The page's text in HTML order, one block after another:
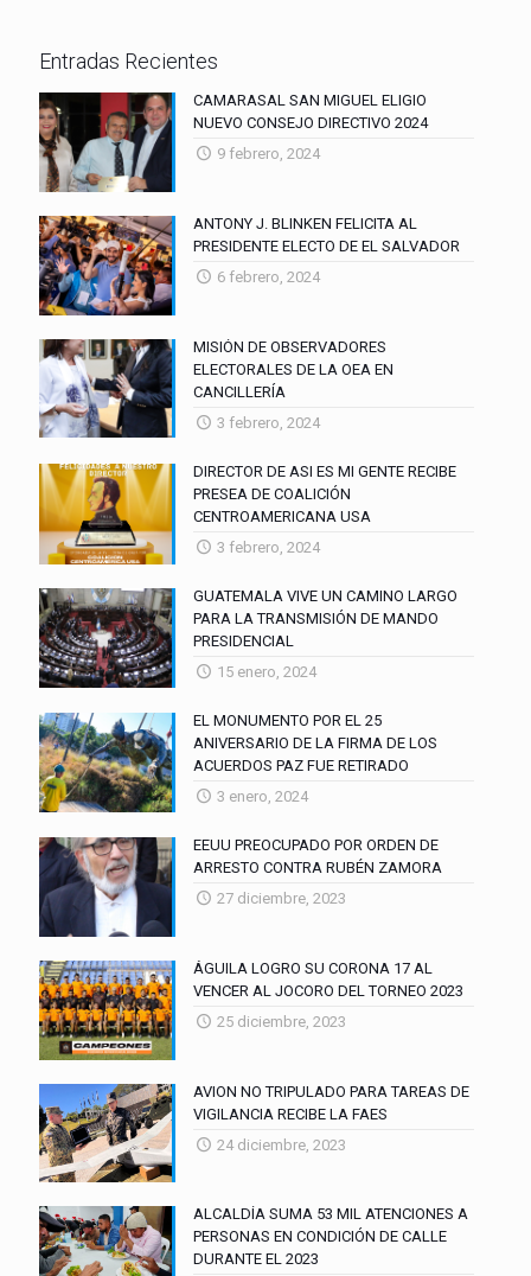
Entradas Recientes
CAMARASAL SAN MIGUEL ELIGIO
NUEVO CONSEJO DIRECTIVO 2024
9 febrero, 2024
ANTONY J. BLINKEN FELICITA AL
PRESIDENTE ELECTO DE EL SALVADOR
6 febrero, 2024
MISIÓN DE OBSERVADORES
ELECTORALES DE LA OEA EN
CANCILLERÍA
3 febrero, 2024
DIRECTOR DE ASI ES MI GENTE RECIBE
PRESEA DE COALICIÓN
CENTROAMERICANA USA
3 febrero, 2024
GUATEMALA VIVE UN CAMINO LARGO
PARA LA TRANSMISIÓN DE MANDO
PRESIDENCIAL
15 enero, 2024
EL MONUMENTO POR EL 25
ANIVERSARIO DE LA FIRMA DE LOS
ACUERDOS PAZ FUE RETIRADO
3 enero, 2024
EEUU PREOCUPADO POR ORDEN DE
ARRESTO CONTRA RUBÉN ZAMORA
27 diciembre, 2023
ÁGUILA LOGRO SU CORONA 17 AL
VENCER AL JOCORO DEL TORNEO 2023
25 diciembre, 2023
AVION NO TRIPULADO PARA TAREAS DE
VIGILANCIA RECIBE LA FAES
24 diciembre, 2023
ALCALDÍA SUMA 53 MIL ATENCIONES A
PERSONAS EN CONDICIÓN DE CALLE
DURANTE EL 2023